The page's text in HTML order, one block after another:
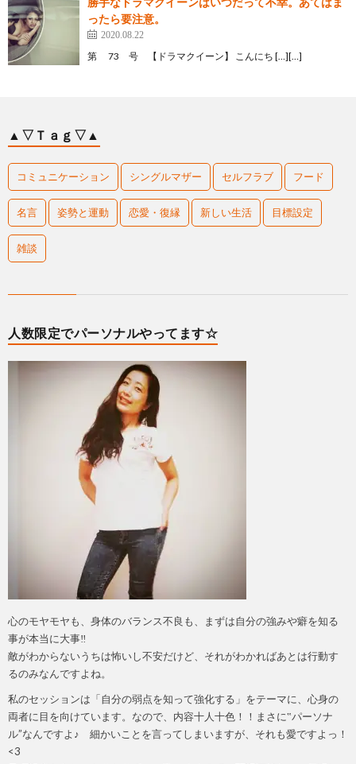
ったら要注意。
2020.08.22
第 73 号 【ドラマクイーン】 こんにち […][…]
▲▽Ｔａｇ▽▲
コミュニケーション シングルマザー セルフラブ フード
名言 姿勢と運動 恋愛・復縁 新しい生活 目標設定
雑談
人数限定でパーソナルやってます☆
心のモヤモヤも、身体のバランス不良も、まずは自分の強みや癖を知る
事が本当に大事‼
敵がわからないうちは怖いし不安だけど、それがわかればあとは行動す
るのみなんですよね。
私のセッションは「自分の弱点を知って強化する」をテーマに、心身の
両者に目を向けています。なので、内容十人十色！！まさに‟パーソナ
ル”なんですよ♪ 細かいことを言ってしまいますが、それも愛ですよっ！
<3